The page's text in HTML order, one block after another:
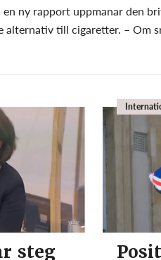
ny rapport uppmanar den
till cigaretter. – Om
steg